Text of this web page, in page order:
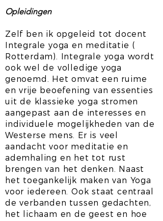
Opleidingen
Zelf ben ik opgeleid tot docent
Integrale yoga en meditatie (
Rotterdam). Integrale yoga wordt
ook wel de volledige yoga
genoemd. Het omvat een ruime
en vrije beoefening van essenties
uit de klassieke yoga stromen
aangepast aan de interesses en
individuele mogelijkheden van de
Westerse mens. Er is veel
aandacht voor meditatie en
ademhaling en het tot rust
brengen van het denken. Naast
het toegankelijk maken van Yoga
voor iedereen. Ook staat centraal
de verbanden tussen gedachten,
het lichaam en de geest en hoe